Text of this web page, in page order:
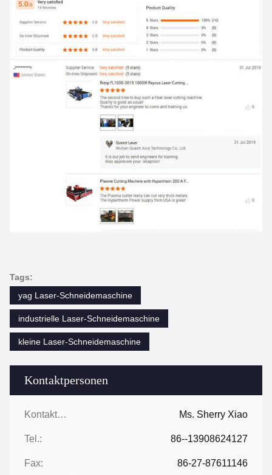
Kontaktpersonen
Kontaktpersonen: Ms. Sherry Xiao
Tel.: 86--13908624127
Fax: 86-27-87611146
Tags:
yag Laser-Schneidemaschine
industrielle Laser-Schneidemaschine
kleine Laser-Schneidemaschine